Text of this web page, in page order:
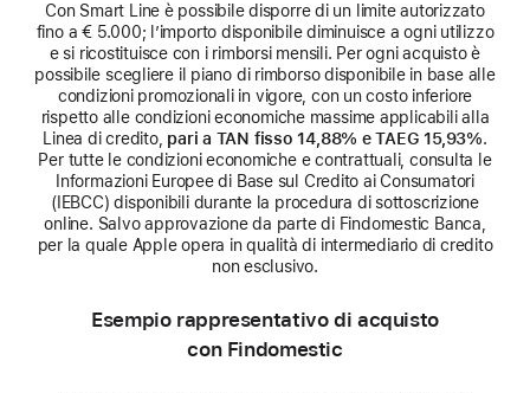
Con Smart Line è possibile disporre di un limite autorizzato
fino a € 5.000; l’importo disponibile diminuisce a ogni utilizzo
e si ricostituisce con i rimborsi mensili. Per ogni acquisto è
possibile scegliere il piano di rimborso disponibile in base alle
condizioni promozionali in vigore, con un costo inferiore
rispetto alle condizioni economiche massime applicabili alla
Linea di credito, pari a TAN fisso 14,88% e TAEG 15,93%.
Per tutte le condizioni economiche e contrattuali, consulta le
Informazioni Europee di Base sul Credito ai Consumatori
(IEBCC) disponibili durante la procedura di sottoscrizione
online. Salvo approvazione da parte di Findomestic Banca,
per la quale Apple opera in qualità di intermediario di credito
non esclusivo.
Esempio rappresentativo di acquisto
con Findomestic